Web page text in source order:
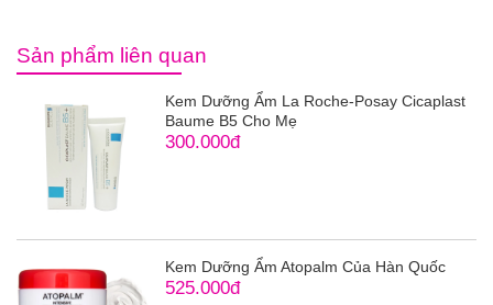
Sản phẩm liên quan
Kem Dưỡng Ẩm La Roche-Posay Cicaplast
Baume B5 Cho Mẹ
300.000đ
Kem Dưỡng Ẩm Atopalm Của Hàn Quốc
525.000đ